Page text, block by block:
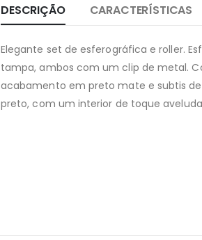
DESCRIÇÃO CARACTERÍSTICAS
Elegante set de esferográfica e roller.
tampa, ambos com um clip de metal.
acabamento em preto mate e subtis
preto, com um interior de toque